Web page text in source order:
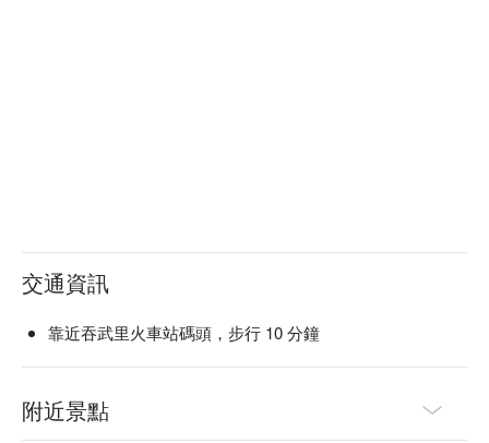
交通資訊
靠近吞武里火車站碼頭，步行 10 分鐘
附近景點